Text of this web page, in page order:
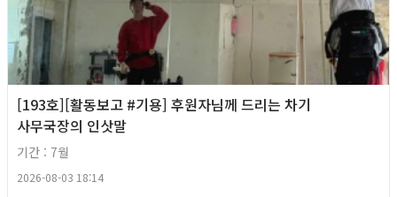
[193호][활동보고 #기용] 후원자님께 드리는 차기
사무국장의 인삿말
기간 : 7월
2026-08-03 18:14